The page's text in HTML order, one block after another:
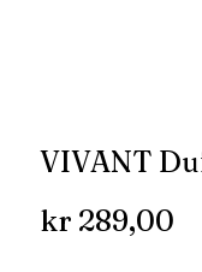
VIVANT
kr 289,00